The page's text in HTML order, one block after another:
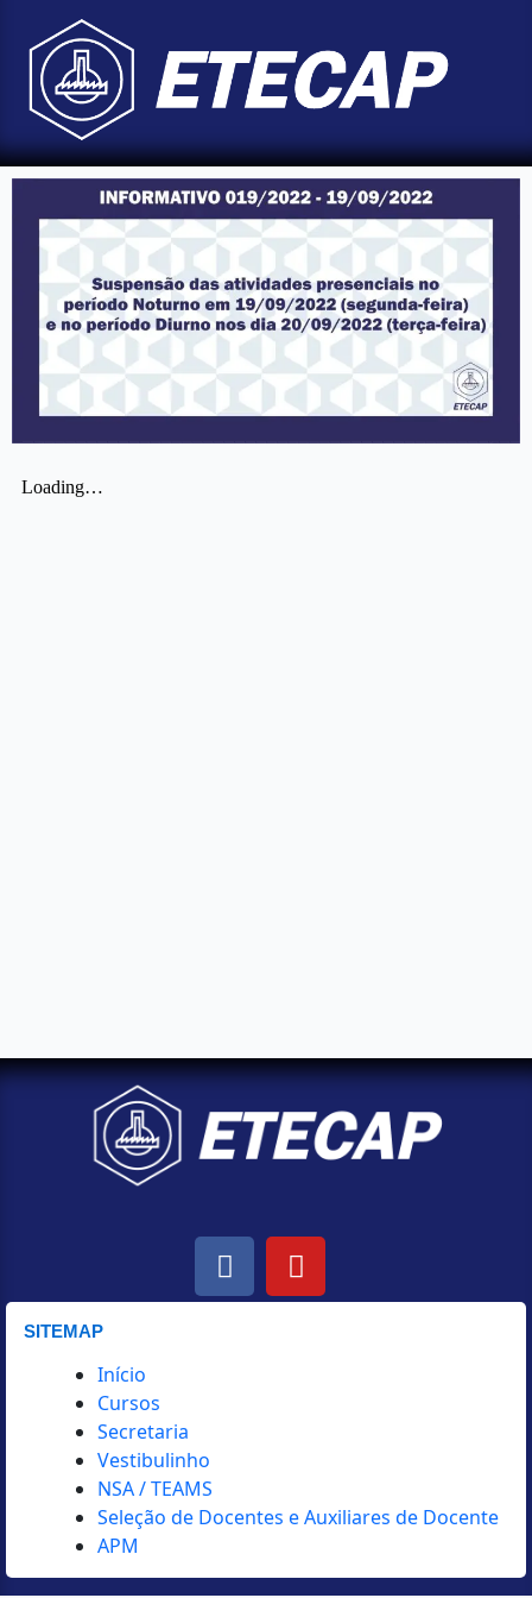
FacebookYoutube
SITEMAP
Início
Cursos
Secretaria
Vestibulinho
NSA / TEAMS
Seleção de Docentes e Auxiliares de Docente
APM